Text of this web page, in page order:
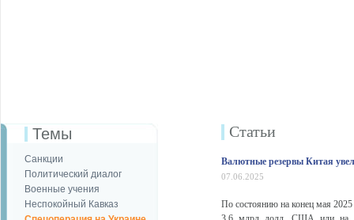
Темы
Санкции
Политический диалог
Военные учения
Неспокойный Кавказ
Статьи
Валютные резервы Китая
07.06.2025
По состоянию на конец мая